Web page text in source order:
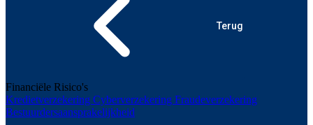
Terug
Financiële Risico's
Kredietverzekering Cyberverzekering Fraudeverzekering
Bestuurdersaansprakelijkheid